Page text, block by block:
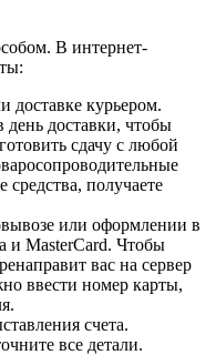
В интернет-
доставке курьером.
день доставки, чтобы
сдачу с любой
получаете
или оформлении в
и MasterCard. Чтобы
вас на сервер
ввести номер карты,
счета.
все детали.